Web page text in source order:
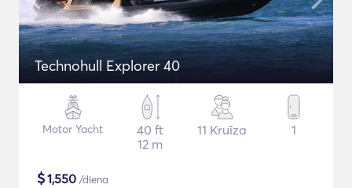
Technohull Explorer 40
Motor Yacht
40 ft
12 m
11 Kruīza 1
$1,550 /diena